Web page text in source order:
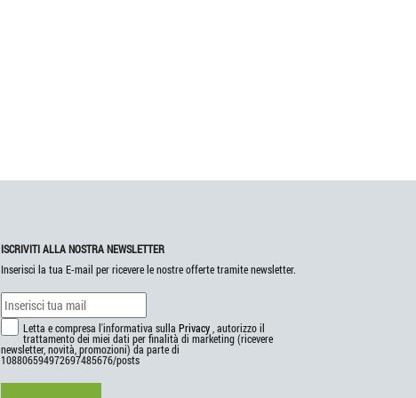
ISCRIVITI ALLA NOSTRA NEWSLETTER
Inserisci la tua E-mail per ricevere le nostre offerte tramite newsletter.
Letta e compresa l'informativa sulla Privacy , autorizzo il
trattamento dei miei dati per finalità di marketing (ricevere
newsletter, novità, promozioni) da parte di
108806594972697485676/posts